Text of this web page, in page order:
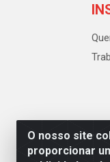
O nosso site
proporcionar